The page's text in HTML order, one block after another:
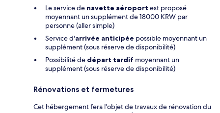
Le service de navette aéroport est proposé
moyennant un supplément de 18000 KRW par
personne (aller simple)
Service d'arrivée anticipée possible moyennant un
supplément (sous réserve de disponibilité)
Possibilité de départ tardif moyennant un
supplément (sous réserve de disponibilité)
Rénovations et fermetures
Cet hébergement fera l'objet de travaux de rénovation du